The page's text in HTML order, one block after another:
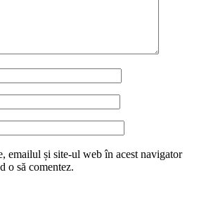
emailul și site-ul web în acest navigator
o să comentez.